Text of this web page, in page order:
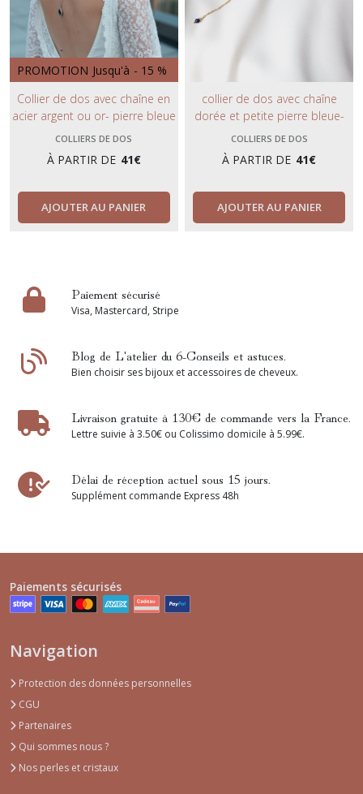
PROMOTION Jusqu'à - 15 %
Collier de dos avec chaîne en
acier argent ou or- pierre bleue
profond et cristal bleu nuit-
bijoux de mariage.
COLLIERS DE DOS
À PARTIR DE 41€
AJOUTER AU PANIER
collier de dos avec chaîne
dorée et petite pierre bleue-
bijou de mariage tendance et
COLLIERS DE DOS
À PARTIR DE 41€
AJOUTER AU PANIER
Paiement sécurisé
Visa, Mastercard, Stripe
Blog de L'atelier du 6-Conseils et astuces.
Bien choisir ses bijoux et accessoires de cheveux.
Livraison gratuite à 130€ de commande vers la France.
Lettre suivie à 3.50€ ou Colissimo domicile à 5.99€.
Délai de réception actuel sous 15 jours.
Supplément commande Express 48h
Paiements sécurisés
Navigation
Protection des données personnelles
CGU
Partenaires
Qui sommes nous ?
Nos perles et cristaux